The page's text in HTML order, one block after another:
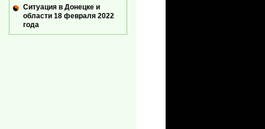
Ситуация в Донецке и
области 18 февраля 2022
года